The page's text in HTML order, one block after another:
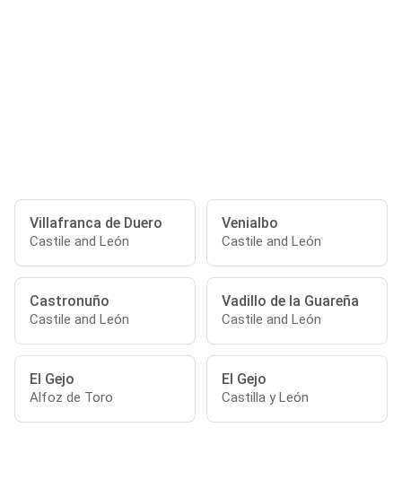
Villafranca de Duero
Castile and León
Venialbo
Castile and León
Castronuño
Castile and León
Vadillo de la Guareña
Castile and León
El Gejo
Alfoz de Toro
El Gejo
Castilla y León